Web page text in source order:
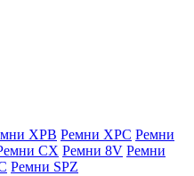
XPB Ремни XPC Ремни
CX Ремни 8V Ремни
Ремни SPZ